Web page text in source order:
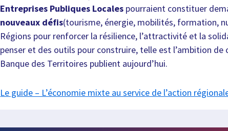
Entreprises Publiques Locales pourraient constituer
nouveaux défis(tourisme, énergie, mobilités, formation,
Régions pour renforcer la résilience, l’attractivité et la
penser et des outils pour construire, telle est l’ambition de
Banque des Territoires publient aujourd’hui.
Le guide – L’économie mixte au service de l’action